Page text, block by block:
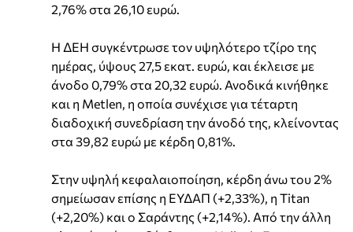
2,76% στα 26,10 ευρώ.
Η ΔΕΗ συγκέντρωσε τον υψηλότερο τζίρο της
ημέρας, ύψους 27,5 εκατ. ευρώ, και έκλεισε με
άνοδο 0,79% στα 20,32 ευρώ. Ανοδικά κινήθηκε
και η Metlen, η οποία συνέχισε για τέταρτη
διαδοχική συνεδρίαση την άνοδό της, κλείνοντας
στα 39,82 ευρώ με κέρδη 0,81%.
Στην υψηλή κεφαλαιοποίηση, κέρδη άνω του 2%
σημείωσαν επίσης η ΕΥΔΑΠ (+2,33%), η Titan
(+2,20%) και ο Σαράντης (+2,14%). Από την άλλη